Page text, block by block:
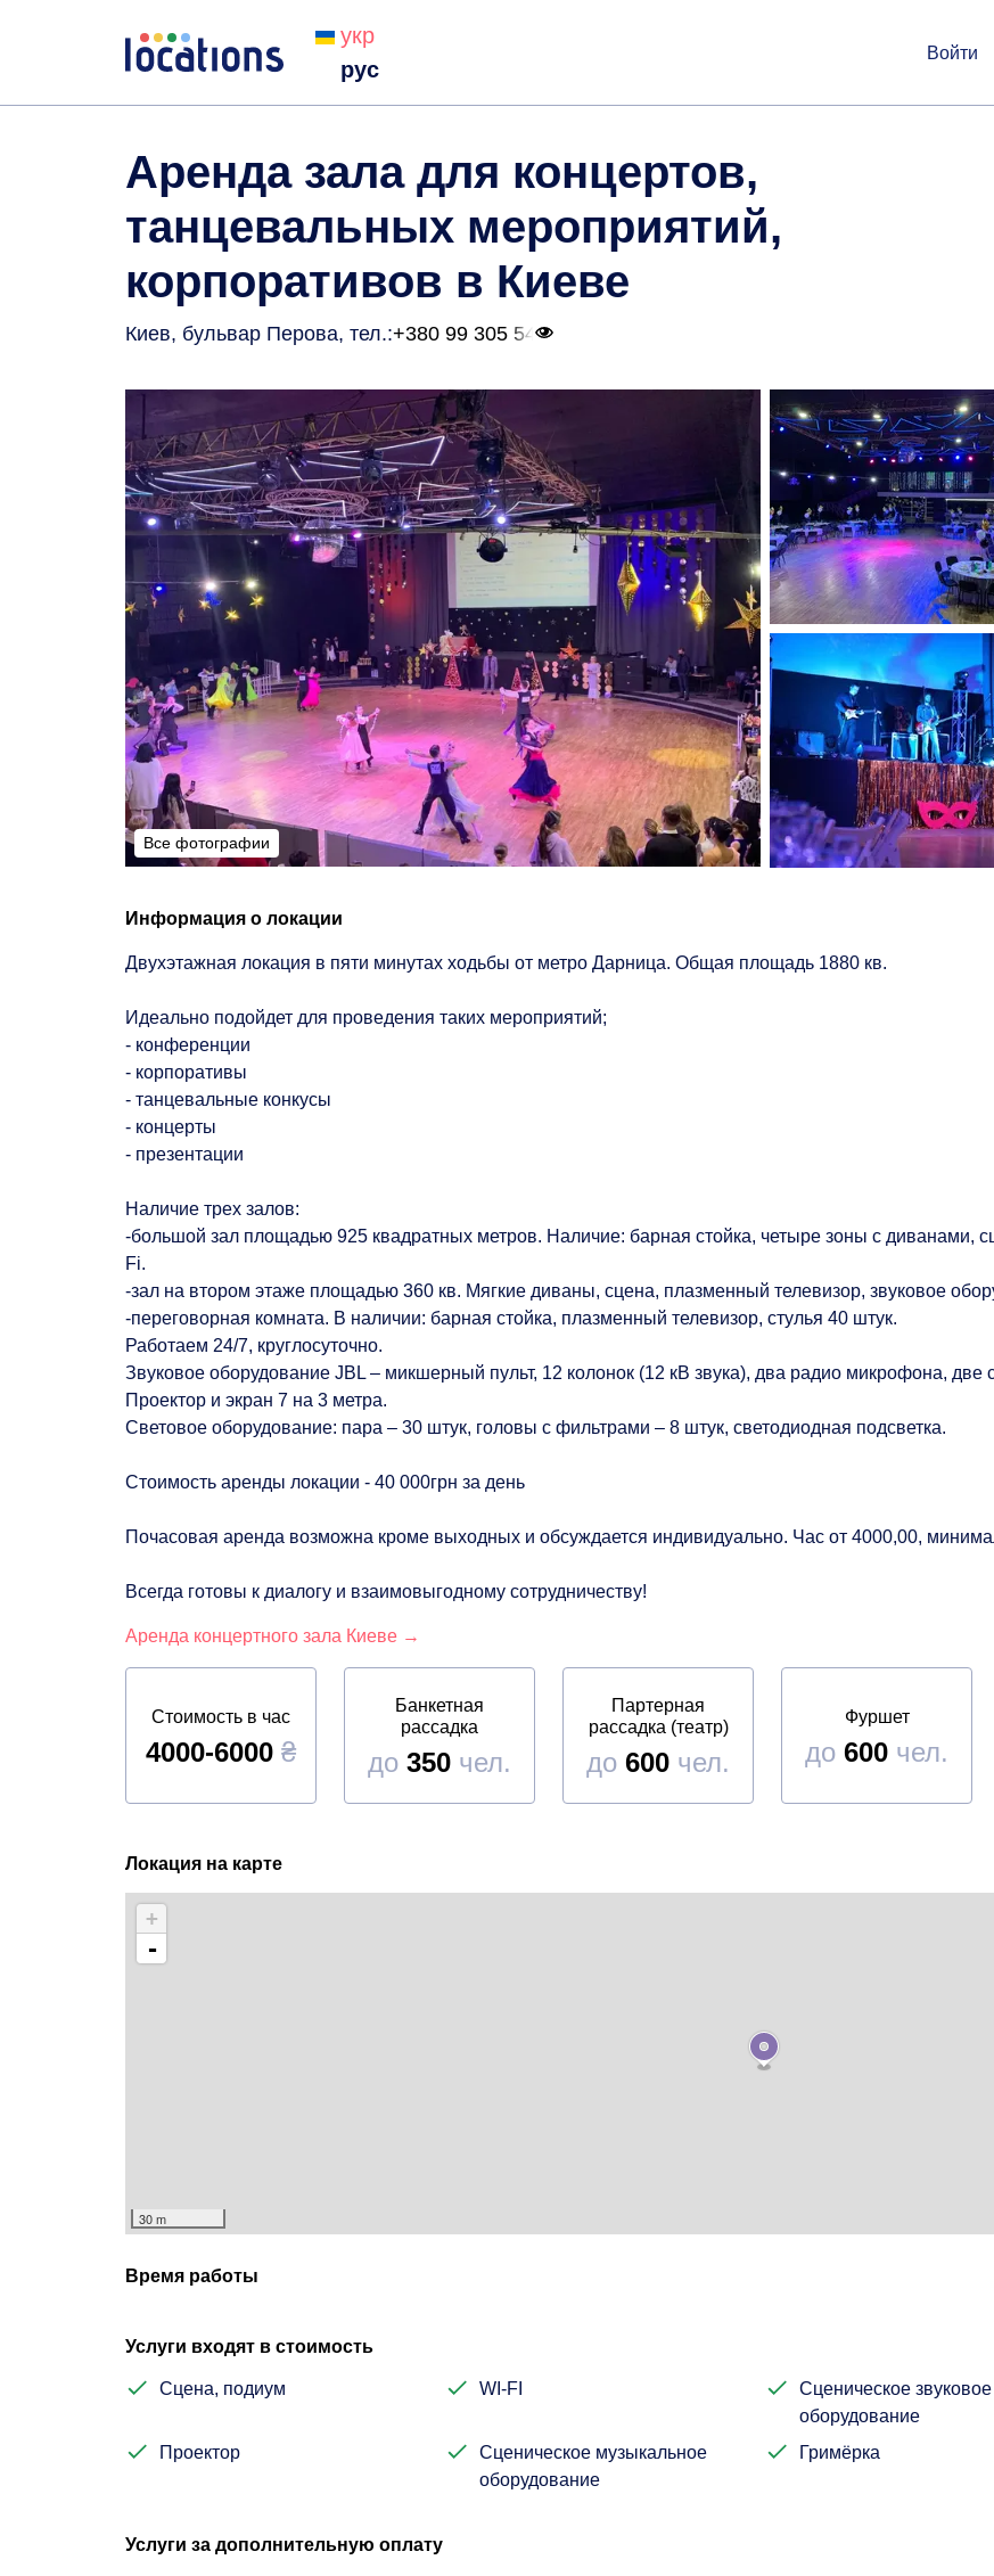
укр
рус
Войти
Аренда зала для концертов,
танцевальных мероприятий,
корпоративов в Киеве
Киев, бульвар Перова, тел.:+380 99 305 54
Все фотографии
Все фотографии
Информация о локации
Двухэтажная локация в пяти минутах ходьбы от метро Дарница. Общая площадь 1880 кв.
Идеально подойдет для проведения таких мероприятий;
- конференции
- корпоративы
- танцевальные конкусы
- концерты
- презентации
Наличие трех залов:
-большой зал площадью 925 квадратных метров. Наличие: барная стойка, четыре зоны с диванами,
Fi.
-зал на втором этаже площадью 360 кв. Мягкие диваны, сцена, плазменный телевизор, звуковое
-переговорная комната. В наличии: барная стойка, плазменный телевизор, стулья 40 штук.
Работаем 24/7, круглосуточно.
Звуковое оборудование JBL – микшерный пульт, 12 колонок (12 кВ звука), два радио микрофона, две
Проектор и экран 7 на 3 метра.
Световое оборудование: пара – 30 штук, головы с фильтрами – 8 штук, светодиодная подсветка.
Стоимость аренды локации - 40 000грн за день
Почасовая аренда возможна кроме выходных и обсуждается индивидуально. Час от 4000,00,
Всегда готовы к диалогу и взаимовыгодному сотрудничеству!
Аренда концертного зала Киеве →
Стоимость в час
4000-6000 ₴
Банкетная
рассадка
до 350 чел.
Партерная
рассадка (театр)
до 600 чел.
Фуршет
до 600 чел.
Локация на карте
+
-
30 m
Время работы
Услуги входят в стоимость
Сцена, подиум WI-FI
Сценическое звуковое
оборудование
Проектор
Сценическое музыкальное
оборудование
Гримёрка
Услуги за дополнительную оплату